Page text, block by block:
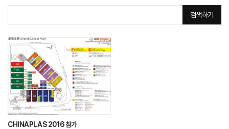
전시회 검색하기
CHINAPLAS 2016 참가